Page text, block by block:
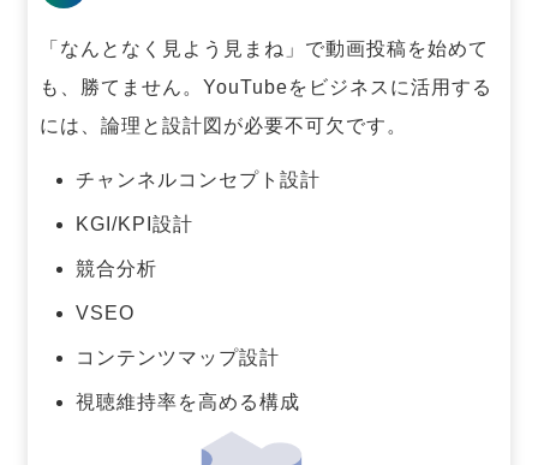
「なんとなく見よう見まね」で動画投稿を始めて
も、勝てません。 YouTubeをビジネスに活用する
には、論理と設計図が必要不可欠です。
チャンネルコンセプト設計
KGI/KPI設計
競合分析
VSEO
コンテンツマップ設計
視聴維持率を高める構成